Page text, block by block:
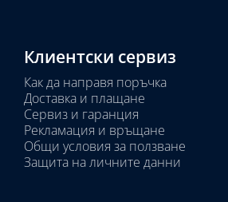
Клиентски сервиз
Как да направя поръчка
Доставка и плащане
Сервиз и гаранция
Рекламация и връщане
Общи условия за ползване
Защита на личните данни